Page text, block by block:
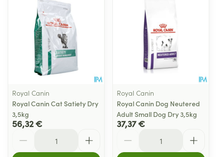
Royal Canin
Royal Canin Cat Satiety Dry
3,5kg
56,32 €
Royal Canin
Royal Canin Dog Neutered
Adult Small Dog Dry 3,5kg
37,37 €